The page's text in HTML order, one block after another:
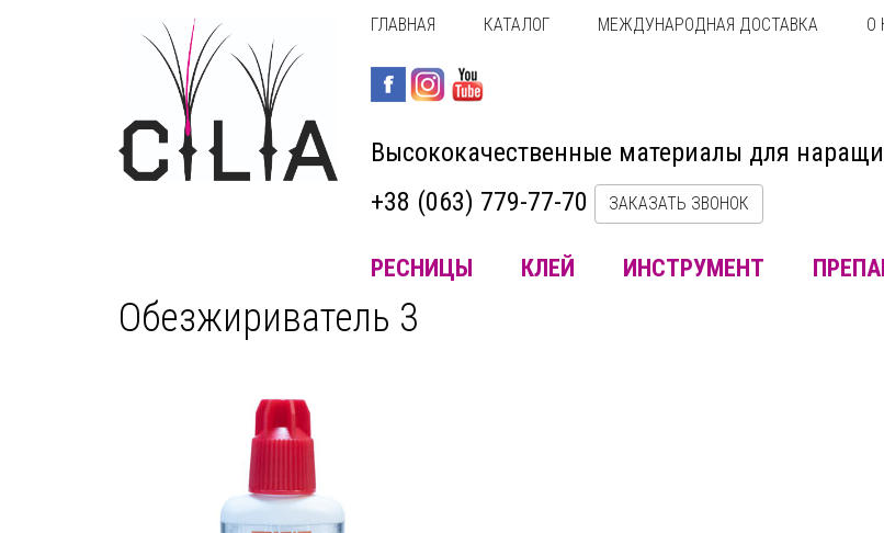
ГЛАВНАЯ КАТАЛОГ МЕЖДУНАРОДНАЯ ДОСТАВКА О
Высококачественные материалы для
+38 (063) 779-77-70
ЗАКАЗАТЬ ЗВОНОК
РЕСНИЦЫ КЛЕЙ ИНСТРУМЕНТ
Обезжириватель 3